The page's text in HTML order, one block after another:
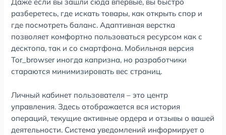
Даже если вы зашли сюда впервые, вы быстро
разберетесь, где искать товары, как открыть спор и
где посмотреть баланс. Адаптивная верстка
позволяет комфортно пользоваться ресурсом как с
десктопа, так и со смартфона. Мобильная версия
Tor_browser иногда капризна, но разработчики
стараются минимизировать вес страниц.
Личный кабинет пользователя – это центр
управления. Здесь отображается вся история
операций, текущие активные ордера и отзывы о вашей
деятельности. Система уведомлений информирует о